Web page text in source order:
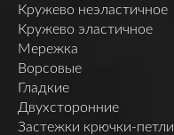
Кружево неэластичное
Кружево эластичное
Мережка
Ворсовые
Гладкие
Двухсторонние
Застежки крючки-петли